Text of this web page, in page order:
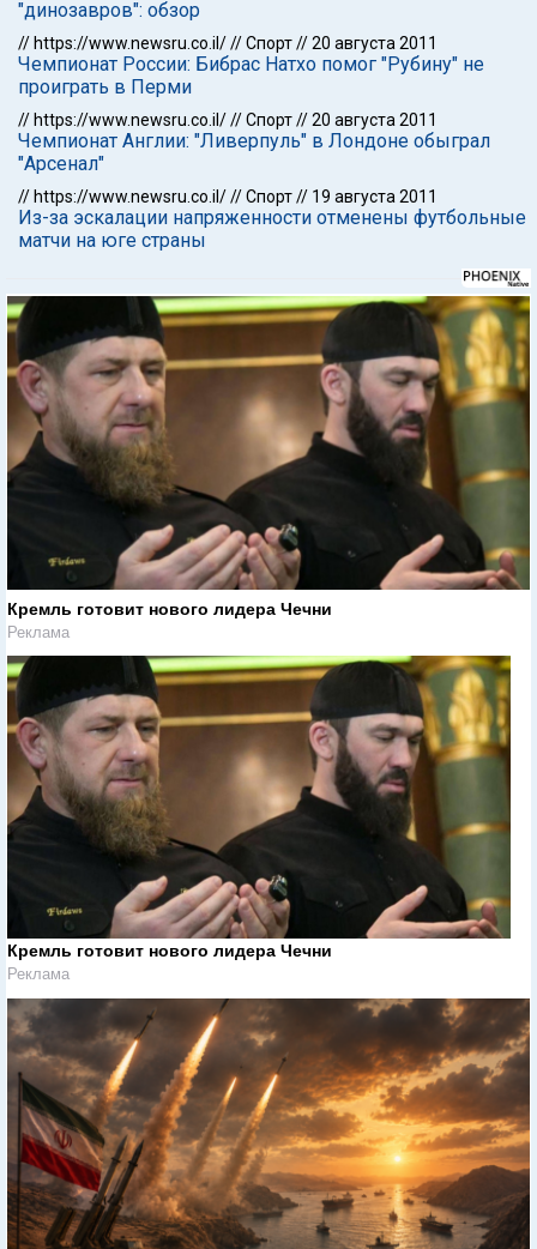
"динозавров": обзор
// https://www.newsru.co.il///Спорт//20 августа 2011
Чемпионат России: Бибрас Натхо помог "Рубину" не
проиграть в Перми
// https://www.newsru.co.il///Спорт//20 августа 2011
Чемпионат Англии: "Ливерпуль" в Лондоне обыграл
"Арсенал"
// https://www.newsru.co.il///Спорт// 19 августа 2011
Из-за эскалации напряженности отменены футбольные
матчи на юге страны
Кремль готовит нового лидера Чечни
Реклама
Кремль готовит нового лидера Чечни
Реклама